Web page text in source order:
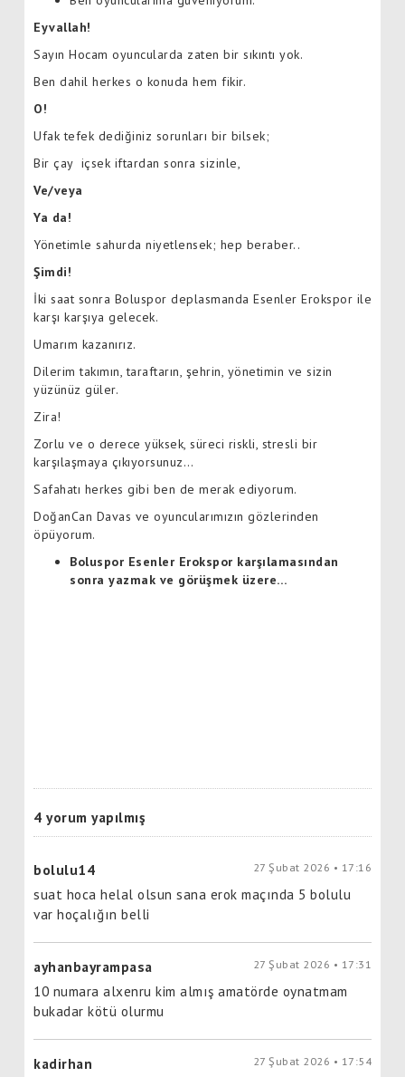
Eyvallah!
Sayın Hocam oyuncularda zaten bir sıkıntı yok.
Ben dahil herkes o konuda hem fikir.
O!
Ufak tefek dediğiniz sorunları bir bilsek;
Bir çay içsek iftardan sonra sizinle,
Ve/veya
Ya da!
Yönetimle sahurda niyetlensek; hep beraber..
Şimdi!
İki saat sonra Boluspor deplasmanda Esenler Erokspor ile
karşı karşıya gelecek.
Umarım kazanırız.
Dilerim takımın, taraftarın, şehrin, yönetimin ve sizin
yüzünüz güler.
Zira!
Zorlu ve o derece yüksek, süreci riskli, stresli bir
karşılaşmaya çıkıyorsunuz…
Safahatı herkes gibi ben de merak ediyorum.
DoğanCan Davas ve oyuncularımızın gözlerinden
öpüyorum.
Boluspor Esenler Erokspor karşılamasından
sonra yazmak ve görüşmek üzere…
4 yorum yapılmış
bolulu14 27 Şubat 2026 • 17:16
suat hoca helal olsun sana erok maçında 5 bolulu
var hoçalığın belli
ayhanbayrampasa 27 Şubat 2026 • 17:31
10 numara alxenru kim almış amatörde oynatmam
bukadar kötü olurmu
kadirhan 27 Şubat 2026 • 17:54